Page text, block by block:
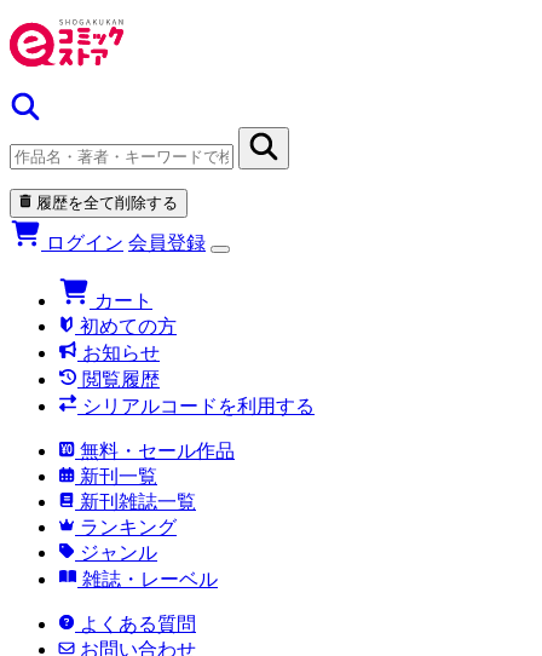
履歴を全て削除する
ログイン 会員登録
カート
初めての方
お知らせ
閲覧履歴
シリアルコードを利用する
無料・セール作品
新刊一覧
新刊雑誌一覧
ランキング
ジャンル
雑誌・レーベル
よくある質問
お問い合わせ